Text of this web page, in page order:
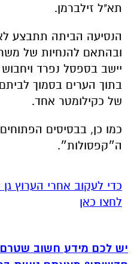
תא"ל זילברמן.
הנסיעה הביתה תתבצע לא
ובהתאם להנחיות של
יישב בספסל נפרד ויחבוש
בתוך הערים בסמוך
של כקילומטר אחד.
כמו כן, בבסיסים
ה״קפסולות״.
לחצו כאן
יש לכם מידע חשוב שטרם